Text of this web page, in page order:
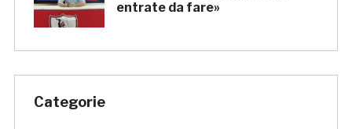
entrate da fare»
Categorie